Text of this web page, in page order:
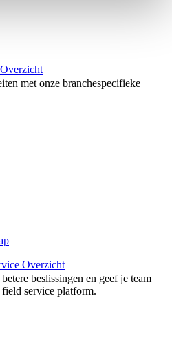
met onze branchespecifieke
Overzicht
beslissingen en geef je team
field service platform.